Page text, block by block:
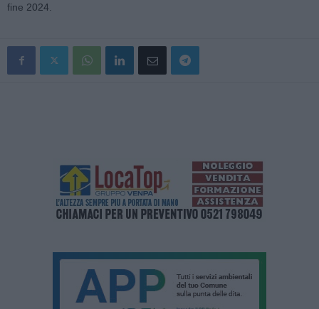
fine 2024.